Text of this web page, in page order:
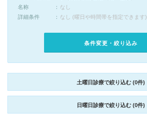
名称
なし
詳細条件
なし (曜日や時間帯を指定できます)
条件変更・絞り込み
土曜日診療で絞り込む (0件)
日曜日診療で絞り込む (0件)